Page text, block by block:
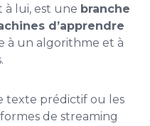
lui, est une branche
d’apprendre
à un algorithme et à
texte prédictif ou les
de streaming